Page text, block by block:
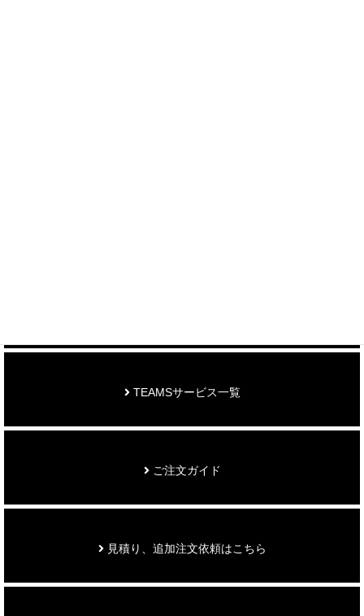
TEAMSサービス一覧
ご注文ガイド
見積り、追加注文依頼はこちら